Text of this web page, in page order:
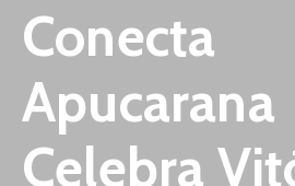
Serviços
Campanhas
Convênios
Benefícios
Conecta
Apucarana
Celebra